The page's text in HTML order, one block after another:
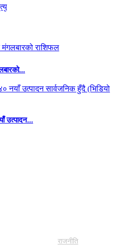
उत्पादन...
राजनीति